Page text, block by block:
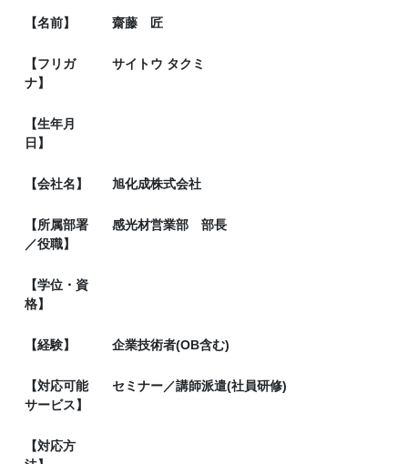
【名前】 齋藤 匠
【フリガ
ナ】
サイトウ タクミ
【生年月
日】
【会社名】 旭化成株式会社
【所属部署
／役職】
感光材営業部 部長
【学位・資
格】
【経験】 企業技術者(OB含む)
【対応可能
サービス】
セミナー／講師派遣(社員研修)
【対応方